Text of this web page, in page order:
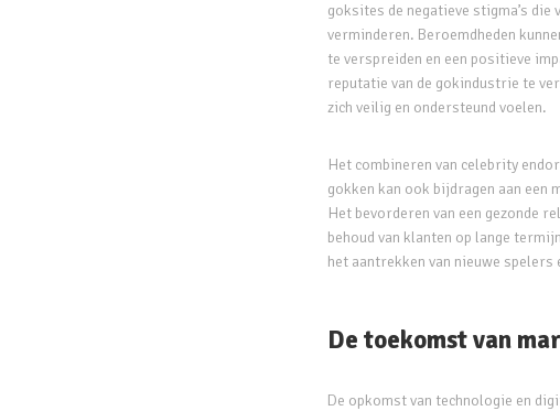
goksites de negatieve stigma’s
verminderen. Beroemdheden
te verspreiden en een positieve
reputatie van de gokindustrie te
zich veilig en ondersteund voelen.
Het combineren van celebrity
gokken kan ook bijdragen aan
Het bevorderen van een gezonde
behoud van klanten op lange
het aantrekken van nieuwe
De toekomst van
De opkomst van technologie en